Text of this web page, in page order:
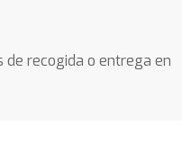
recogida o entrega en